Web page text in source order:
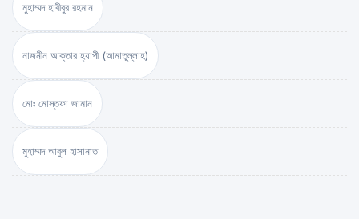
মুহাম্মদ হাবীবুর রহমান
নাজনীন আক্তার হ্যাপী (আমাতুল্লাহ)
মোঃ মোস্তফা জামান
মুহাম্মদ আবুল হাসানাত